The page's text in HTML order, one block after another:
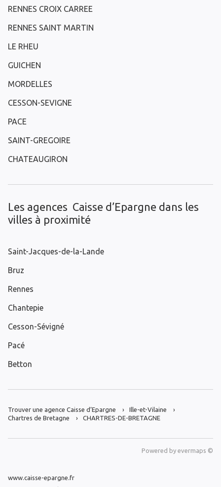
RENNES CROIX CARREE
RENNES SAINT MARTIN
LE RHEU
GUICHEN
MORDELLES
CESSON-SEVIGNE
PACE
SAINT-GREGOIRE
CHATEAUGIRON
Les agences Caisse d’Epargne dans les
villes à proximité
Saint-Jacques-de-la-Lande
Bruz
Rennes
Chantepie
Cesson-Sévigné
Pacé
Betton
Trouver une agence Caisse d’Epargne
Ille-et-Vilaine
Chartres de Bretagne
CHARTRES-DE-BRETAGNE
Powered by evermaps ©
www.caisse-epargne.fr